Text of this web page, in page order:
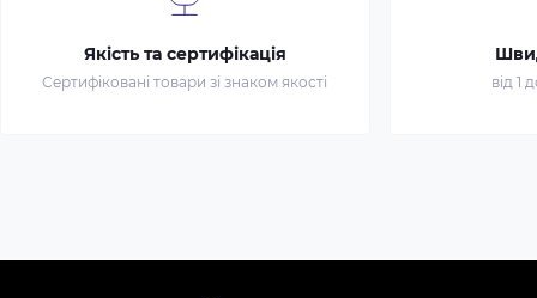
Якість та сертифікація
Сертифіковані товари зі знаком якості від 1